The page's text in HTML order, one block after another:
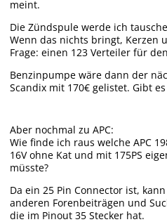
meint.
Die Zündspule werde ich
Wenn das nichts bringt, Kerzen
Frage: einen 123 Verteiler für
Benzinpumpe wäre dann der
Scandix mit 170€ gelistet. Gibt
Aber nochmal zu APC:
Wie finde ich raus welche APC
16V ohne Kat und mit 175PS
müsste?
Da ein 25 Pin Connector ist,
anderen Forenbeiträgen und
die im Pinout 35 Stecker hat.